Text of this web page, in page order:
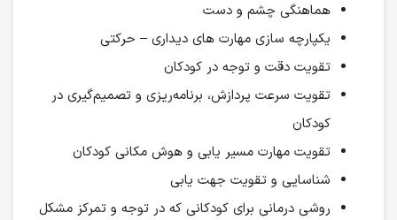
هماهنگی چشم و دست
یکپارچه سازی مهارت های دیداری – حرکتی
تقویت دقت و توجه در کودکان
تقویت سرعت پردازش، برنامه‌ریزی و تصمیم‌گیری در
کودکان
تقویت مهارت مسیر یابی و هوش مکانی کودکان
شناسایی و تقویت جهت یابی
روشی درمانی برای کودکانی که در توجه و تمرکز مشکل